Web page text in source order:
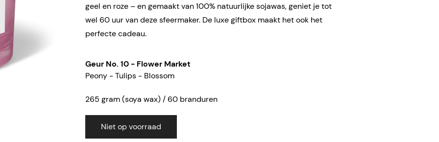
geel en roze – en gemaakt van 100% natuurlijke sojawas, geniet je tot
wel 60 uur van deze sfeermaker. De luxe giftbox maakt het ook het
perfecte cadeau.
Geur No. 10 - Flower Market
Peony - Tulips - Blossom
265 gram (soya wax) / 60 branduren
Niet op voorraad